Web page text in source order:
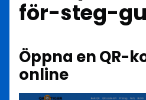
för-steg-
Öppna en QR-
online